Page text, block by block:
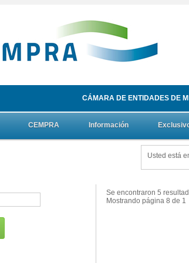
CÁMARA DE ENTIDADES DE
CEMPRA Información
Usted está
Se encontraron 5
Mostrando página 8 de 1